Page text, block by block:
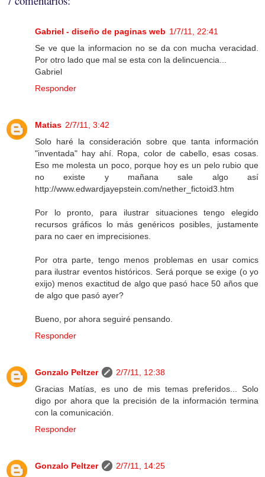
Gabriel - diseño de paginas web 1/7/11, 22:41
Se ve que la informacion no se da con mucha veracidad.
Por otro lado que mal se esta con la delincuencia...
Gabriel
Responder
Matias 2/7/11, 3:42
Solo haré la consideración sobre que tanta información
"inventada" hay ahí. Ropa, color de cabello, esas cosas.
Eso me molesta un poco, porque hoy es un pelo rubio que
no existe y mañana sale algo así
http://www.edwardjayepstein.com/nether_fictoid3.htm
Por lo pronto, para ilustrar situaciones tengo elegido
recursos gráficos lo más genéricos posibles, justamente
para no caer en imprecisiones.
Por otra parte, tengo menos problemas en usar comics
para ilustrar eventos históricos. Será porque se exige (o yo
exijo) menos exactitud de algo que pasó hace 50 años que
de algo que pasó ayer?
Bueno, por ahora seguiré pensando.
Responder
Gonzalo Peltzer
2/7/11, 12:38
Gracias Matías, es uno de mis temas preferidos... Solo
digo por ahora que la precisión de la información termina
con la comunicación.
Responder
Gonzalo Peltzer
2/7/11, 14:25